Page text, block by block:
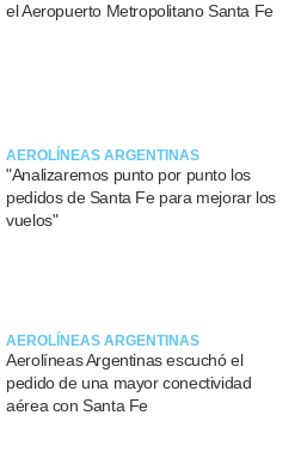
el Aeropuerto Metropolitano Santa Fe
AEROLÍNEAS ARGENTINAS
"Analizaremos punto por punto los
pedidos de Santa Fe para mejorar los
vuelos"
AEROLÍNEAS ARGENTINAS
Aerolíneas Argentinas escuchó el
pedido de una mayor conectividad
aérea con Santa Fe